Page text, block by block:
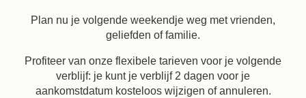
Plan nu je volgende weekendje weg met vrienden,
geliefden of familie.
Profiteer van onze flexibele tarieven voor je volgende
verblijf: je kunt je verblijf 2 dagen voor je
aankomstdatum kosteloos wijzigen of annuleren.